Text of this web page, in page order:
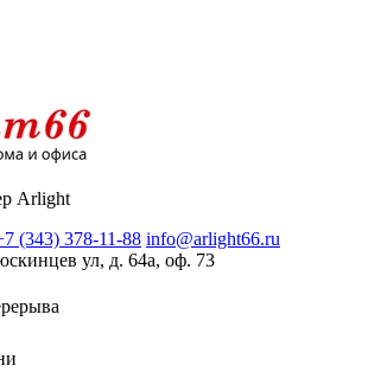
Arlight
(343) 378-11-88 info@arlight66.ru
ул, д. 64а, оф. 73